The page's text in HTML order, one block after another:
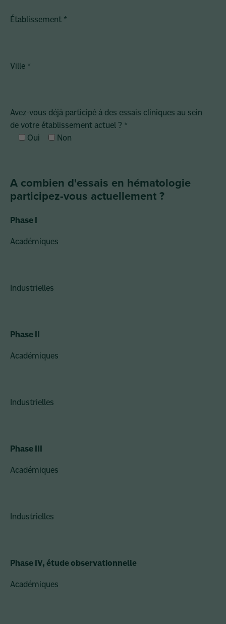
Établissement *
Ville *
Avez-vous déjà participé à des essais cliniques au sein
de votre établissement actuel ? *
Oui
Non
A combien d'essais en hématologie
participez-vous actuellement ?
Phase I
Académiques
Industrielles
Phase II
Académiques
Industrielles
Phase III
Académiques
Industrielles
Phase IV, étude observationnelle
Académiques